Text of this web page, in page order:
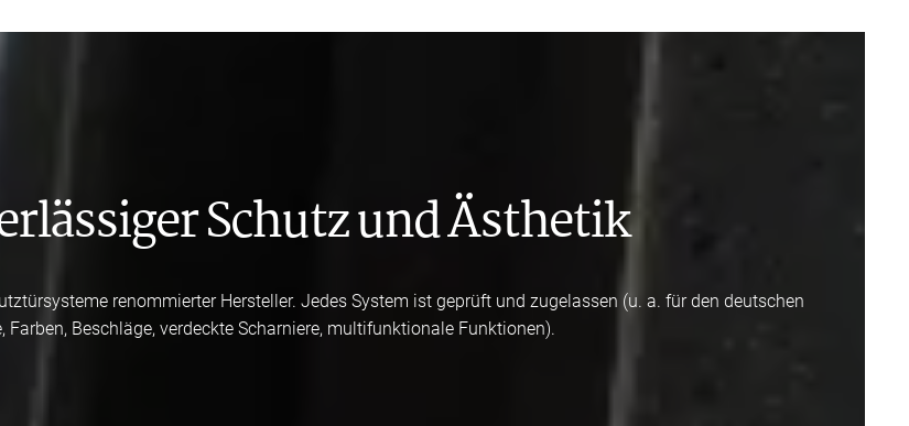
Schutz und Ästhetik
renommierter Hersteller. Jedes System ist geprüft und zugelassen (u. a. für den deutschen
Beschläge, verdeckte Scharniere, multifunktionale Funktionen).